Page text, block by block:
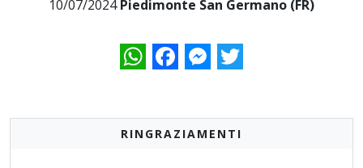
10/07/2024Piedimonte San Germano (FR)
WhatsAppFacebookMessenger
Twitter
RINGRAZIAMENTI